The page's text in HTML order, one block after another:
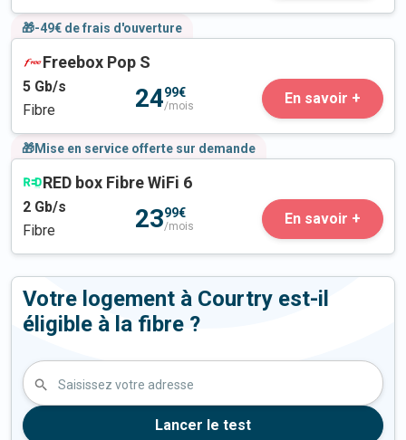
🎁-49€ de frais d'ouverture
Freebox Pop S
5 Gb/s
Fibre
2499€
/mois En savoir +
🎁Mise en service offerte sur demande
RED box Fibre WiFi 6
2 Gb/s
Fibre
2399€
/mois En savoir +
Votre logement à Courtry est-il
éligible à la fibre ?
Saisissez votre adresse
Lancer le test